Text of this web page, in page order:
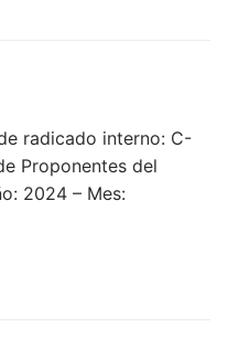
radicado interno: C-
Proponentes del
2024 – Mes: